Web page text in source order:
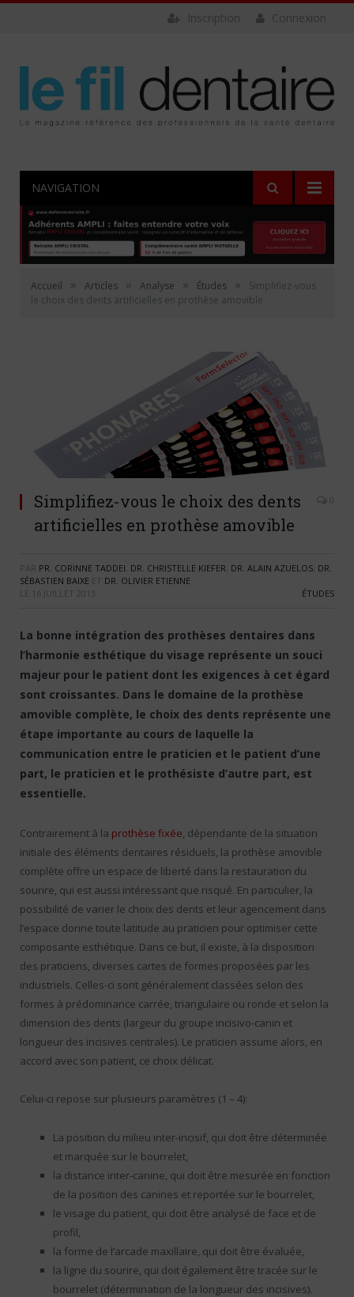
Connexion
Inscription
NAVIGATION
Accueil » Articles » Analyse » Études »
Simplifiez-vous
le choix des dents artificielles en prothèse amovible
Simplifiez-vous le choix des dents
artificielles en prothèse amovible
0
PAR PR. CORINNE TADDEI DR. CHRISTELLE KIEFER DR. ALAIN AZUELOS DR.
SÉBASTIEN BAIXE ET DR. OLIVIER ETIENNE
LE
16 JUILLET 2013 ÉTUDES
La bonne intégration des prothèses dentaires dans
l’harmonie esthétique du visage représente un souci
majeur pour le patient dont les exigences à cet égard
sont croissantes. Dans le domaine de la prothèse
amovible complète, le choix des dents représente une
étape importante au cours de laquelle la
communication entre le praticien et le patient d’une
part, le praticien et le prothésiste d’autre part, est
essentielle.
Contrairement à la prothèse fixée, dépendante de la situation
initiale des éléments dentaires résiduels, la prothèse amovible
complète offre un espace de liberté dans la restauration du
sourire, qui est aussi intéressant que risqué. En particulier, la
possibilité de varier le choix des dents et leur agencement dans
l’espace donne toute latitude au praticien pour optimiser cette
composante esthétique. Dans ce but, il existe, à la disposition
des praticiens, diverses cartes de formes proposées par les
industriels. Celles-ci sont généralement classées selon des
formes à prédominance carrée, triangulaire ou ronde et selon la
dimension des dents (largeur du groupe incisivo-canin et
longueur des incisives centrales). Le praticien assume alors, en
accord avec son patient, ce choix délicat.
Celui-ci repose sur plusieurs paramètres (1 – 4):
La position du milieu inter-incisif, qui doit être déterminée
et marquée sur le bourrelet,
la distance inter-canine, qui doit être mesurée en fonction
de la position des canines et reportée sur le bourrelet,
le visage du patient, qui doit être analysé de face et de
profil,
la forme de l’arcade maxillaire, qui doit être évaluée,
la ligne du sourire, qui doit également être tracée sur le
bourrelet (détermination de la longueur des incisives).